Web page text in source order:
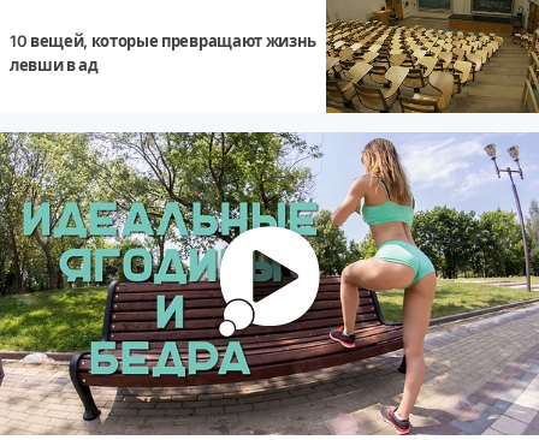
10 вещей, которые превращают жизнь
левши в ад